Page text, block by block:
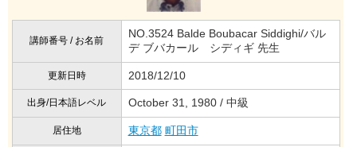
講師番号 / お名前
NO.3524 Balde Boubacar Siddighi/バル
デ ブバカール シディギ 先生
更新日時 2018/12/10
出身/日本語レベル October 31, 1980 / 中級
居住地 東京都 町田市